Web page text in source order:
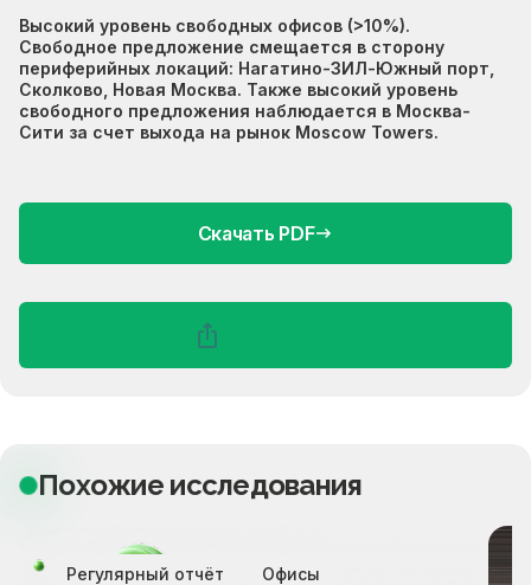
Высокий уровень свободных офисов (>10%).
Свободное предложение смещается в сторону
периферийных локаций: Нагатино-ЗИЛ-Южный порт,
Сколково, Новая Москва. Также высокий уровень
свободного предложения наблюдается в Москва-
Сити за счет выхода на рынок Moscow Towers.
Скачать PDF
Похожие исследования
Регулярный отчёт Офисы